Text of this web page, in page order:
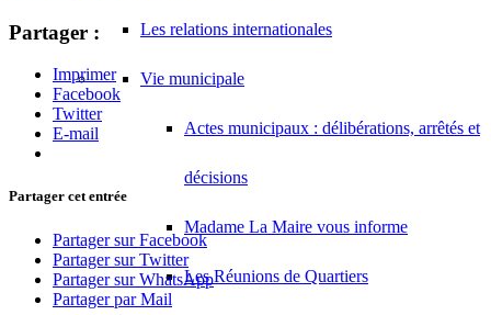
Les relations internationales
Vie municipale
Actes municipaux : délibérations, arrêtés et
décisions
Madame La Maire vous informe
Les Réunions de Quartiers
Partager :
Imprimer
Facebook
Twitter
E-mail
Partager cet entrée
Partager sur Facebook
Partager sur Twitter
Partager sur WhatsApp
Partager par Mail